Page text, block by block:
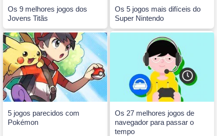
Os 9 melhores jogos dos
Jovens Titãs
Os 5 jogos mais difíceis do
Super Nintendo
5 jogos parecidos com
Pokémon
Os 27 melhores jogos de
navegador para passar o
tempo